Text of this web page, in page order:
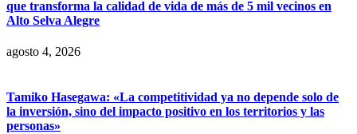
que transforma la calidad de vida de más de 5 mil vecinos en
Alto Selva Alegre
agosto 4, 2026
Tamiko Hasegawa: «La competitividad ya no depende solo de
la inversión, sino del impacto positivo en los territorios y las
personas»